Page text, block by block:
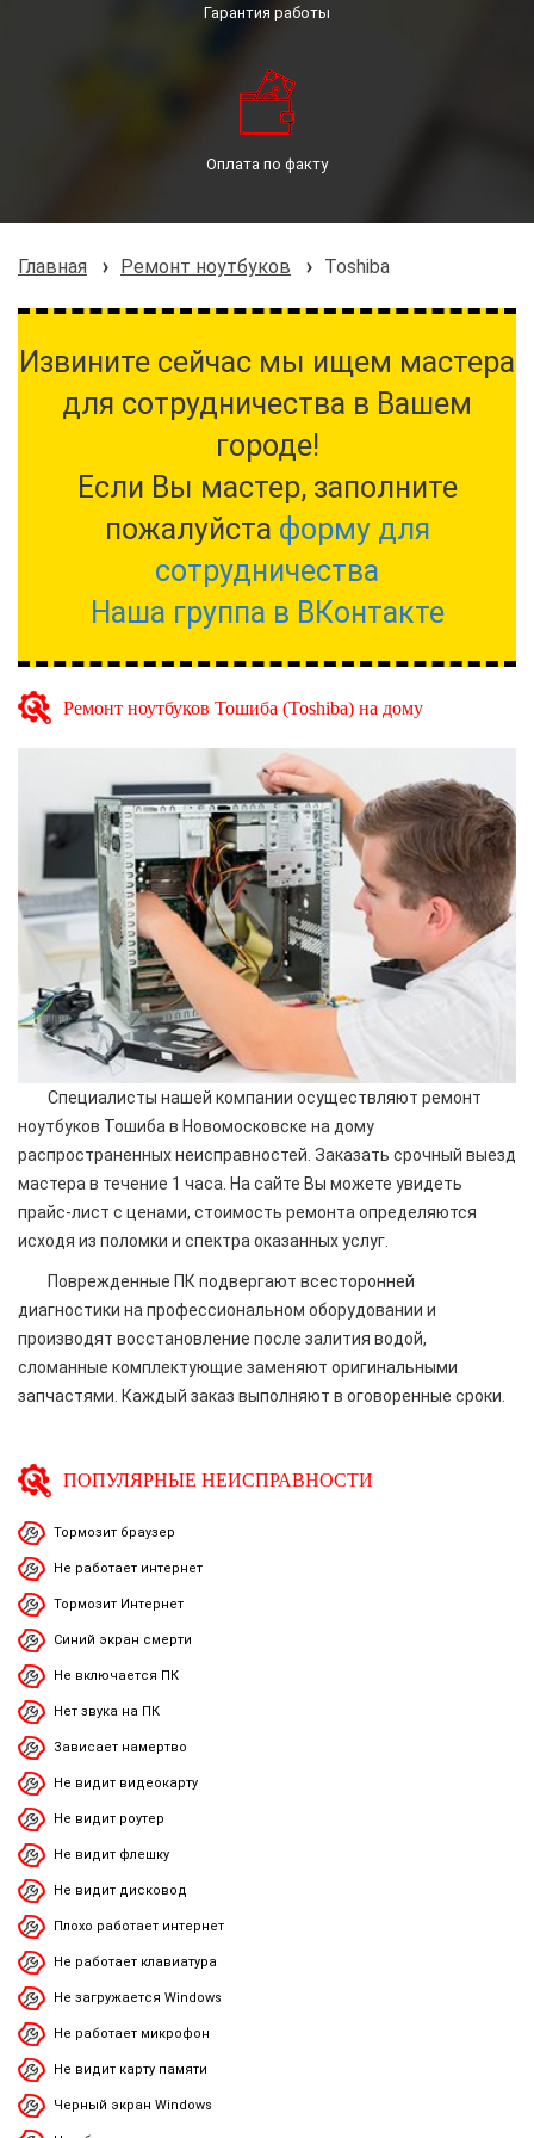
Гарантия работы
Оплата по факту
Главная Ремонт ноутбуков Toshiba
Извините сейчас мы ищем мастера
для сотрудничества в Вашем
городе!
Если Вы мастер, заполните
пожалуйста форму для
сотрудничества
Наша группа в ВКонтакте
Ремонт ноутбуков Тошиба (Toshiba) на дому
Специалисты нашей компании осуществляют ремонт
ноутбуков Тошиба в Новомосковске на дому
распространенных неисправностей. Заказать срочный выезд
мастера в течение 1 часа. На сайте Вы можете увидеть
прайс-лист с ценами, стоимость ремонта определяются
исходя из поломки и спектра оказанных услуг.
Поврежденные ПК подвергают всесторонней
диагностики на профессиональном оборудовании и
производят восстановление после залития водой,
сломанные комплектующие заменяют оригинальными
запчастями. Каждый заказ выполняют в оговоренные сроки.
ПОПУЛЯРНЫЕ НЕИСПРАВНОСТИ
Тормозит браузер
Не работает интернет
Тормозит Интернет
Синий экран смерти
Не включается ПК
Нет звука на ПК
Зависает намертво
Не видит видеокарту
Не видит роутер
Не видит флешку
Не видит дисковод
Плохо работает интернет
Не работает клавиатура
Не загружается Windows
Не работает микрофон
Не видит карту памяти
Черный экран Windows